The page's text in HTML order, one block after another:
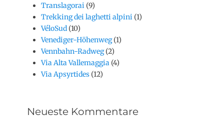
Translagorai (9)
Trekking dei laghetti alpini (1)
VéloSud (10)
Venediger-Höhenweg(1)
Vennbahn-Radweg(2)
Via Alta Vallemaggia (4)
Via Apsyrtides (12)
Neueste Kommentare